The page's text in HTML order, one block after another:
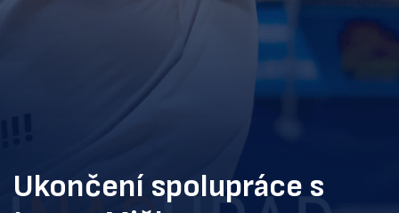
Ukončení spolupráce s